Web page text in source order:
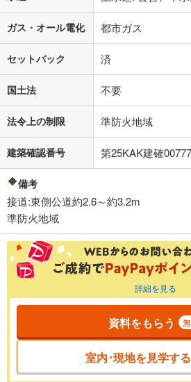
ガス・オール電化 都市ガス
セットバック 済
国土法 不要
法令上の制限 準防火地域
建築確認番号 第25KAK建確
備考
接道:東側公道約2.6～約3.2m
準防火地域
詳細を見る
資料をもらう
室内･現地を見学する